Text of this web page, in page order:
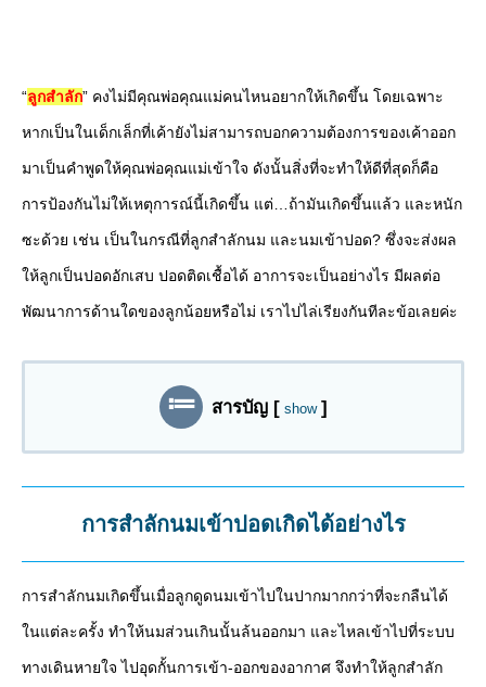
“ลูกสำลัก” คงไม่มีคุณพ่อคุณแม่คนไหนอยากให้เกิดขึ้น โดยเฉพาะ
หากเป็นในเด็กเล็กที่เค้ายังไม่สามารถบอกความต้องการของเค้าออก
มาเป็นคำพูดให้คุณพ่อคุณแม่เข้าใจ ดังนั้นสิ่งที่จะทำให้ดีที่สุดก็คือ
การป้องกันไม่ให้เหตุการณ์นี้เกิดขึ้น แต่…ถ้ามันเกิดขึ้นแล้ว และหนัก
ซะด้วย เช่น เป็นในกรณีที่ลูกสำลักนม และนมเข้าปอด? ซึ่งจะส่งผล
ให้ลูกเป็นปอดอักเสบ ปอดติดเชื้อได้ อาการจะเป็นอย่างไร มีผลต่อ
พัฒนาการด้านใดของลูกน้อยหรือไม่ เราไปไล่เรียงกันทีละข้อเลยค่ะ
สารบัญ [ show ]
การสำลักนมเข้าปอดเกิดได้อย่างไร
การสำลักนมเกิดขึ้นเมื่อลูกดูดนมเข้าไปในปากมากกว่าที่จะกลืนได้
ในแต่ละครั้ง ทำให้นมส่วนเกินนั้นล้นออกมา และไหลเข้าไปที่ระบบ
ทางเดินหายใจ ไปอุดกั้นการเข้า-ออกของอากาศ จึงทำให้ลูกสำลัก